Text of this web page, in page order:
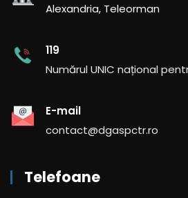
Alexandria, Teleorman
119
Numărul UNIC național
E-mail
contact@dgaspctr.ro
Telefoane